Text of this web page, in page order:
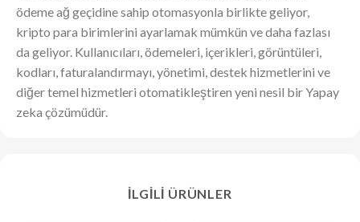
ödeme ağ geçidine sahip otomasyonla birlikte geliyor,
kripto para birimlerini ayarlamak mümkün ve daha fazlası
da geliyor. Kullanıcıları, ödemeleri, içerikleri, görüntüleri,
kodları, faturalandırmayı, yönetimi, destek hizmetlerini ve
diğer temel hizmetleri otomatikleştiren yeni nesil bir Yapay
zeka çözümüdür.
İLGILI ÜRÜNLER